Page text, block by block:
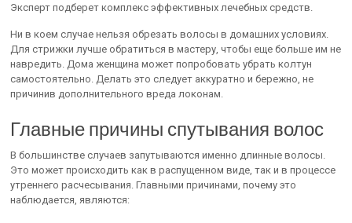
Эксперт подберет комплекс эффективных лечебных средств.
Ни в коем случае нельзя обрезать волосы в домашних условиях.
Для стрижки лучше обратиться в мастеру, чтобы еще больше им не
навредить. Дома женщина может попробовать убрать колтун
самостоятельно. Делать это следует аккуратно и бережно, не
причинив дополнительного вреда локонам.
Главные причины спутывания волос
В большинстве случаев запутываются именно длинные волосы.
Это может происходить как в распущенном виде, так и в процессе
утреннего расчесывания. Главными причинами, почему это
наблюдается, являются: